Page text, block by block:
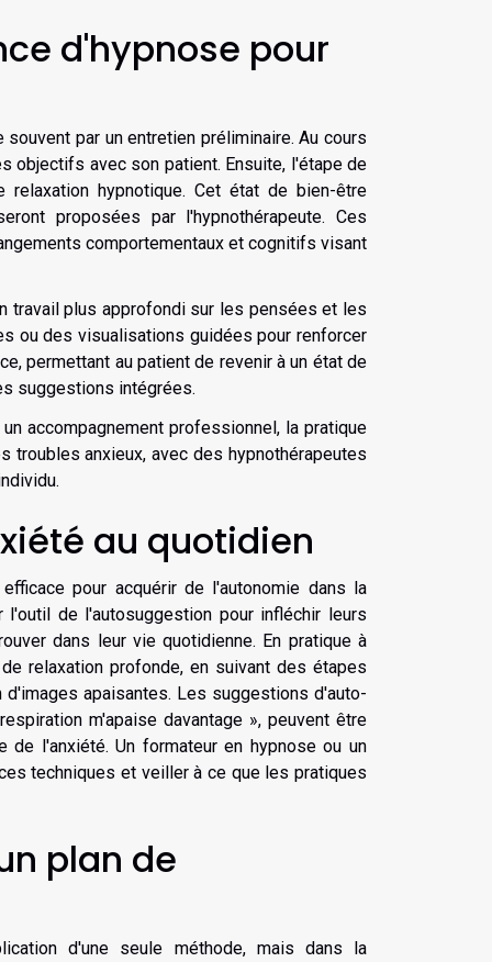
d'hypnose pour
par un entretien préliminaire. Au cours
objectifs avec son patient. Ensuite, l'étape de
hypnotique. Cet état de bien-être
proposées par l'hypnothérapeute. Ces
comportementaux et cognitifs visant
travail plus approfondi sur les pensées et les
ou des visualisations guidées pour renforcer
permettant au patient de revenir à un état de
suggestions intégrées.
accompagnement professionnel, la pratique
anxieux, avec des hypnothérapeutes
au quotidien
pour acquérir de l'autonomie dans la
de l'autosuggestion pour infléchir leurs
dans leur vie quotidienne. En pratique à
relaxation profonde, en suivant des étapes
apaisantes. Les suggestions d'auto-
m'apaise davantage », peuvent être
de l'anxiété. Un formateur en hypnose ou un
techniques et veiller à ce que les pratiques
plan de
d'une seule méthode, mais dans la